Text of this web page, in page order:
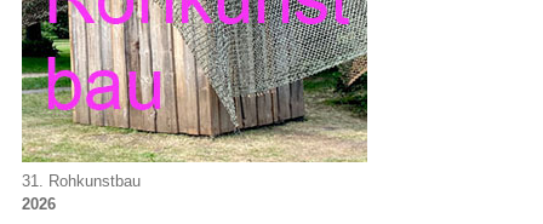
31. Rohkunstbau
2026